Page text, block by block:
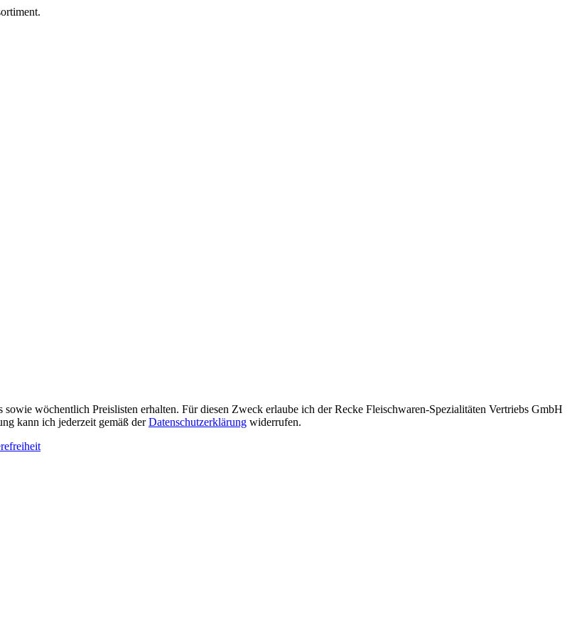
wöchentlich Preislisten erhalten. Für diesen Zweck erlaube ich der Recke Fleischwaren-Spezialitäten Vertriebs GmbH
kann ich jederzeit gemäß derDatenschutzerklärung widerrufen.